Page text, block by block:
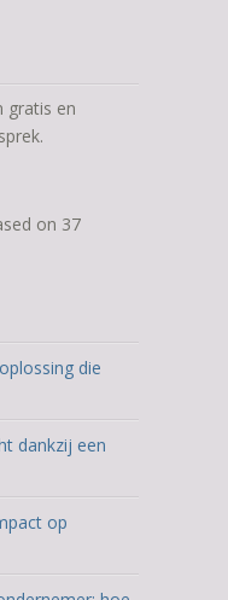
gratis en
on 37
die
dankzij een
op